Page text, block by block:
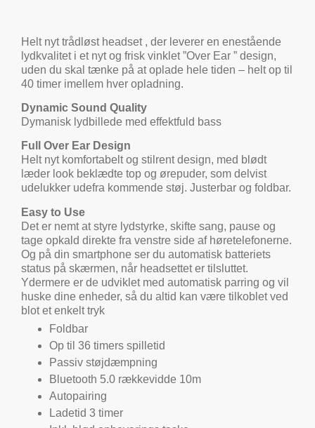
Helt nyt trådløst headset , der leverer en enestående
lydkvalitet i et nyt og frisk vinklet ”Over Ear ” design,
uden du skal tænke på at oplade hele tiden – helt op til
40 timer imellem hver opladning.
Dynamic Sound Quality
Dymanisk lydbillede med effektfuld bass
Full Over Ear Design
Helt nyt komfortabelt og stilrent design, med blødt
læder look beklædte top og ørepuder, som delvist
udelukker udefra kommende støj. Justerbar og foldbar.
Easy to Use
Det er nemt at styre lydstyrke, skifte sang, pause og
tage opkald direkte fra venstre side af høretelefonerne.
Og på din smartphone ser du automatisk batteriets
status på skærmen, når headsettet er tilsluttet.
Ydermere er de udviklet med automatisk parring og vil
huske dine enheder, så du altid kan være tilkoblet ved
blot et enkelt tryk
Foldbar
Op til 36 timers spilletid
Passiv støjdæmpning
Bluetooth 5.0 rækkevidde 10m
Autopairing
Ladetid 3 timer